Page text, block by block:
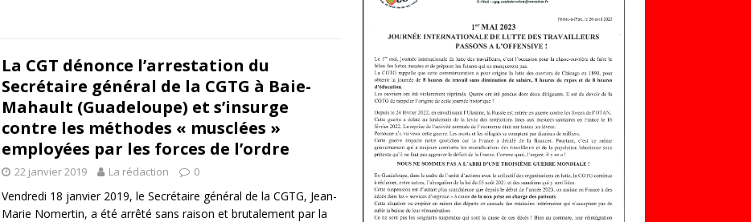
La CGT dénonce l’arrestation du
Secrétaire général de la CGTG à Baie-
Mahault (Guadeloupe) et s’insurge
contre les méthodes « musclées »
employées par les forces de l’ordre
22 janvier 2019 La rédaction 0
Vendredi 18 janvier 2019, le Secrétaire général de la CGTG, Jean-
Marie Nomertin, a été arrêté sans raison et brutalement par la